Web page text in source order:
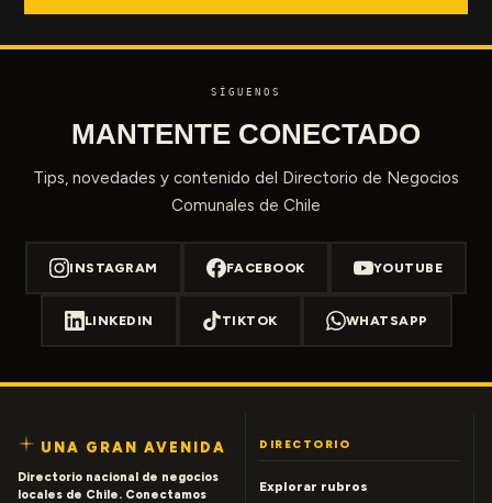
SÍGUENOS
MANTENTE CONECTADO
Tips, novedades y contenido del Directorio de Negocios
Comunales de Chile
INSTAGRAM FACEBOOK YOUTUBE
LINKEDIN TIKTOK WHATSAPP
UNA GRAN AVENIDA
Directorio nacional de negocios
locales de Chile. Conectamos
DIRECTORIO
Explorar rubros